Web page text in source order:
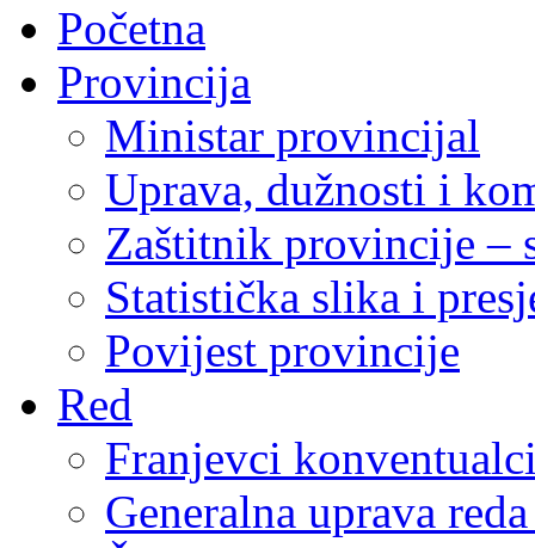
Početna
Provincija
Ministar provincijal
Uprava, dužnosti i
Zaštitnik provincije –
Statistička slika i
Povijest provincije
Red
Franjevci
Generalna uprava